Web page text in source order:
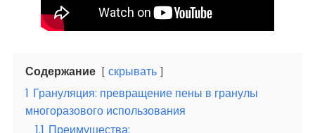
Содержание
скрывать
1 Грануляция: превращение пены в гранулы
многоразового использования